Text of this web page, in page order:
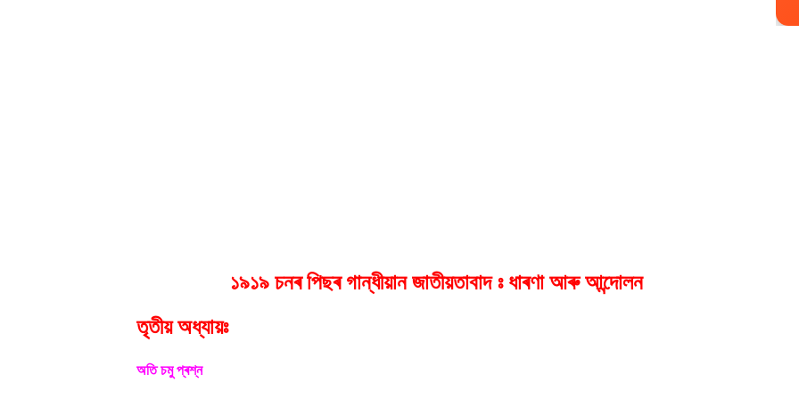
১৯১৯ চনৰ পিছৰ গান্ধীয়ান জাতীয়তাবাদ ঃ ধাৰণা আৰু আন্দোলন
তৃতীয় অধ্যায়ঃ
অতি চমু প্ৰশ্ন